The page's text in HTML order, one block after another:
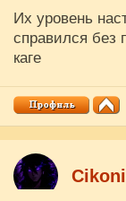
Их уровень
справился без
каге